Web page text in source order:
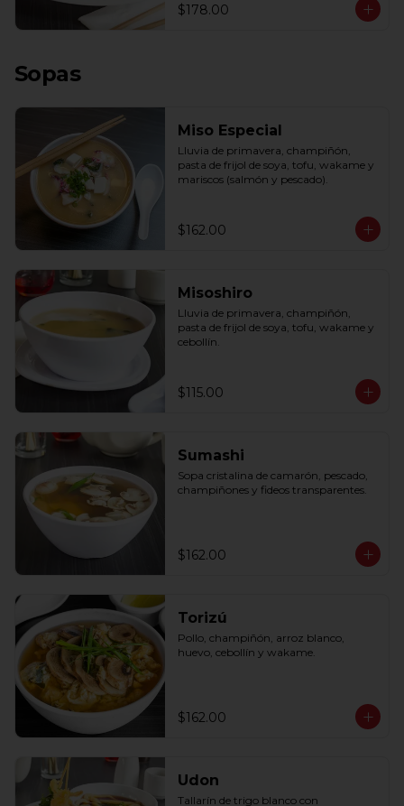
$178.00
Sopas
Miso Especial
Lluvia de primavera, champiñón,
pasta de frijol de soya, tofu, wakame y
mariscos (salmón y pescado).
$162.00
Misoshiro
Lluvia de primavera, champiñón,
pasta de frijol de soya, tofu, wakame y
cebollín.
$115.00
Sumashi
Sopa cristalina de camarón, pescado,
champiñones y fideos transparentes.
$162.00
Torizú
Pollo, champiñón, arroz blanco,
huevo, cebollín y wakame.
$162.00
Udon
Tallarín de trigo blanco con